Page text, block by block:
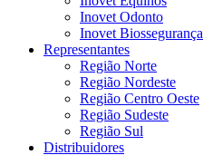
Inovet Odonto
Inovet Biossegurança
Representantes
Região Norte
Região Nordeste
Região Centro Oeste
Região Sudeste
Região Sul
Distribuidores